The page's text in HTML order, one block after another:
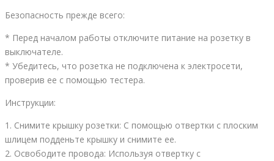
Безопасность прежде всего:
* Перед началом работы отключите питание на розетку в
выключателе.
* Убедитесь, что розетка не подключена к электросети,
проверив ее с помощью тестера.
Инструкции:
1. Снимите крышку розетки: С помощью отвертки с плоским
шлицем подденьте крышку и снимите ее.
2. Освободите провода: Используя отвертку с